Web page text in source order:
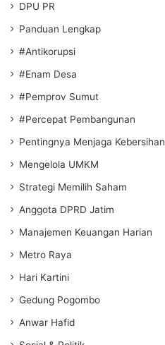
DPU PR
Panduan Lengkap
#Antikorupsi
#Enam Desa
#Pemprov Sumut
#Percepat Pembangunan
Pentingnya Menjaga Kebersihan
Mengelola UMKM
Strategi Memilih Saham
Anggota DPRD Jatim
Manajemen Keuangan Harian
Metro Raya
Hari Kartini
Gedung Pogombo
Anwar Hafid